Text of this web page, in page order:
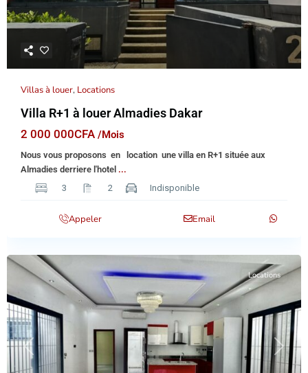
Villas à louer, Locations
Villa R+1 à louer Almadies Dakar
2 000 000CFA /Mois
Nous vous proposons en location une villa en R+1 située aux
Almadies derriere l'hotel ...
3
2 Indisponible
Appeler Email
Previous Next
Locations